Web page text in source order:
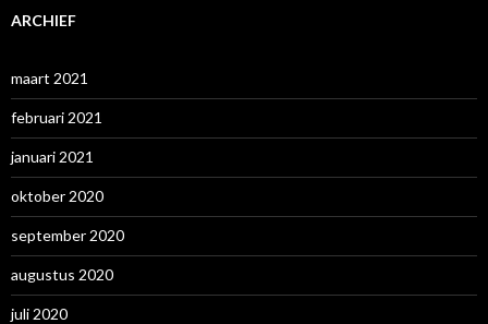
ARCHIEF
maart 2021
februari 2021
januari 2021
oktober 2020
september 2020
augustus 2020
juli 2020